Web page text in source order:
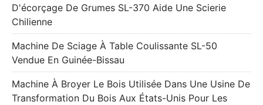
D'écorçage De Grumes SL-370 Aide Une Scierie
Chilienne
Machine De Sciage À Table Coulissante SL-50
Vendue En Guinée-Bissau
Machine À Broyer Le Bois Utilisée Dans Une Usine De
Transformation Du Bois Aux États-Unis Pour Les